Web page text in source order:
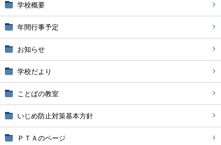
学校概要
年間行事予定
お知らせ
学校だより
ことばの教室
いじめ防止対策基本方針
ＰＴＡのページ